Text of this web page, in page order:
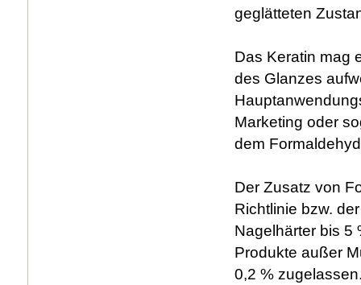
geglätteten
Das Keratin mag
des Glanzes
Marketing oder
dem
Der Zusatz von
Richtlinie bzw.
Nagelhärter bis 5
Produkte außer
0,2 %